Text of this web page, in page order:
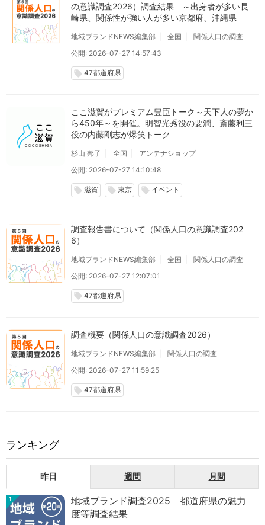
の意識調査2026）調査結果 ～出身者が多い長
崎県、関係性が強い人が多い京都府、沖縄県
地域ブランドNEWS編集部 全国
関係人口の調査
公開: 2026-07-27 14:57:43
local_offer 47都道府県
ここ滋賀がプレミアム豊臣トーク～天下人の夢か
ら450年～を開催。明智光秀役の要潤、斎藤利三
役の内藤剛志が爆笑トーク
杉山 邦子 全国
アンテナショップ
公開: 2026-07-27 14:10:48
local_offer 滋賀 local_offer 東京 local_offer イベント
調査報告書について（関係人口の意識調査202
6）
地域ブランドNEWS編集部 全国
関係人口の調査
公開: 2026-07-27 12:07:01
local_offer 47都道府県
調査概要（関係人口の意識調査2026）
地域ブランドNEWS編集部
関係人口の調査
公開: 2026-07-27 11:59:25
local_offer 47都道府県
ランキング
昨日 週間 月間
1
地域ブランド調査2025 都道府県の魅力
度等調査結果